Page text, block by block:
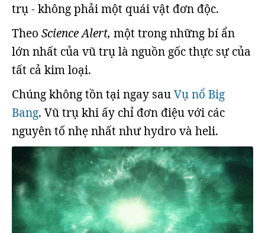
trụ - không phải một quái vật đơn độc.
Theo Science Alert, một trong những bí ẩn
lớn nhất của vũ trụ là nguồn gốc thực sự của
tất cả kim loại.
Chúng không tồn tại ngay sauVụ nổ Big
Bang. Vũ trụ khi ấy chỉ đơn điệu với các
nguyên tố nhẹ nhất như hydro và heli.